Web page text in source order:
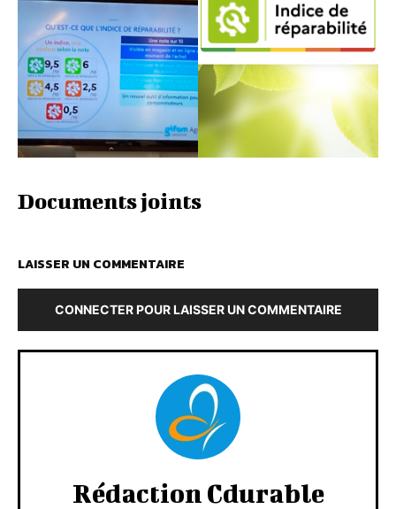
Documents joints
LAISSER UN COMMENTAIRE
CONNECTER POUR LAISSER UN COMMENTAIRE
Rédaction Cdurable